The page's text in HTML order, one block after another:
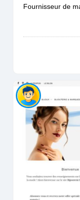
Fournisseur de